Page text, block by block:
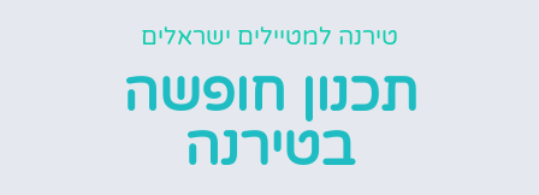
טירנה למטיילים ישראלים
תכנון חופשה
בטירנה